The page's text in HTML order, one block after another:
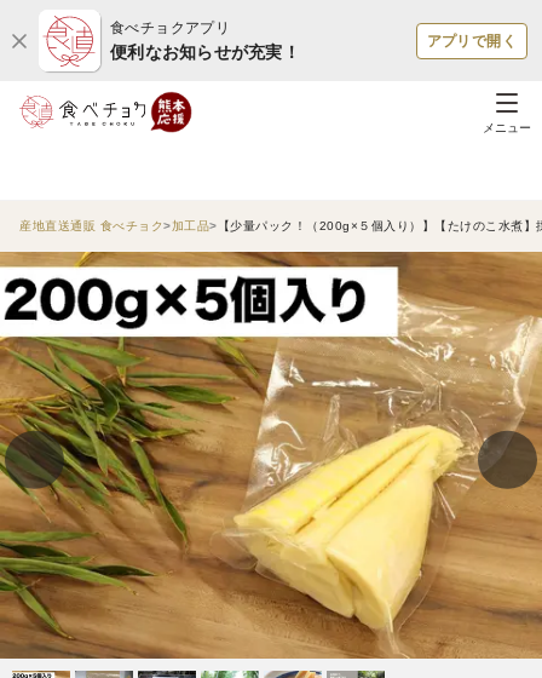
食べチョクアプリ
便利なお知らせが充実！
アプリで開く
メニュー
産地直送通販 食べチョク 加工品 【少量パック！（200g×５個入り）】【たけのこ水煮